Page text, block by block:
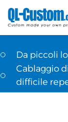
QL-Custom
OEM & ODM
Da piccoli
Cablaggio
difficile